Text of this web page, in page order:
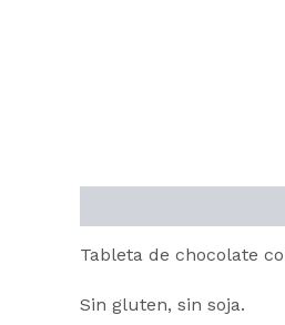
Tableta de chocolate
Sin gluten, sin soja.